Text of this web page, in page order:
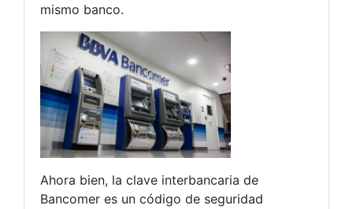
mismo banco.
Ahora bien, la clave interbancaria de
Bancomer es un código de seguridad